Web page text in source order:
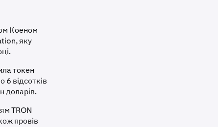
Коеном
яку
токен
відсотків
доларів.
TRON
провів